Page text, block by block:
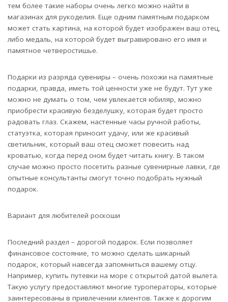
тем более такие наборы очень легко можно найти в
магазинах для рукоделия. Еще одним памятным подарком
может стать картина, на которой будет изображен ваш отец,
либо медаль, на которой будет выгравировано его имя и
памятное четверостишье.
Подарки из разряда сувениры – очень похожи на памятные
подарки, правда, иметь той ценности уже не будут. Тут уже
можно не думать о том, чем увлекается юбиляр, можно
приобрести красивую безделушку, которая будет просто
радовать глаз. Скажем, настенные часы ручной работы,
статуэтка, которая приносит удачу, или же красивый
светильник, который ваш отец сможет повесить над
кроватью, когда перед сном будет читать книгу. В таком
случае можно просто посетить разные сувенирные лавки, где
опытные консультанты смогут точно подобрать нужный
подарок.
Вариант для любителей роскоши
Последний раздел – дорогой подарок. Если позволяет
финансовое состояние, то можно сделать шикарный
подарок, который навсегда запомниться вашему отцу.
Например, купить путевки на море с открытой датой вылета.
Такую услугу предоставляют многие туроператоры, которые
заинтересованы в привлечении клиентов. Также к дорогим